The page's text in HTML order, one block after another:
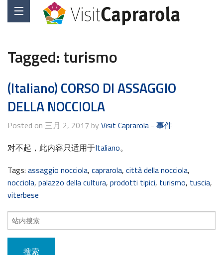
Tagged:turismo
(Italiano) CORSO DI ASSAGGIO
DELLA NOCCIOLA
Posted on 三月 2, 2017 by Visit Caprarola - 事件
对不起，此内容只适用于Italiano。
Tags: assaggio nocciola, caprarola, città della nocciola,
nocciola, palazzo della cultura, prodotti tipici, turismo, tuscia,
viterbese
搜
索
内